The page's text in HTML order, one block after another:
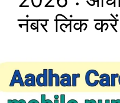
नंबर लिंक